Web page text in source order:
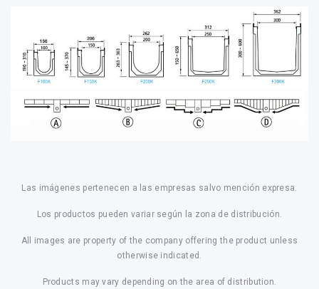
Las imágenes pertenecen a las empresas salvo mención expresa.
Los productos pueden variar según la zona de distribución.
All images are property of the company offering the product unless
otherwise indicated.
Products may vary depending on the area of distribution.